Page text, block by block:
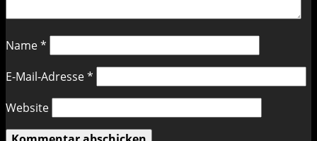
Name*
E-Mail-Adresse*
Website